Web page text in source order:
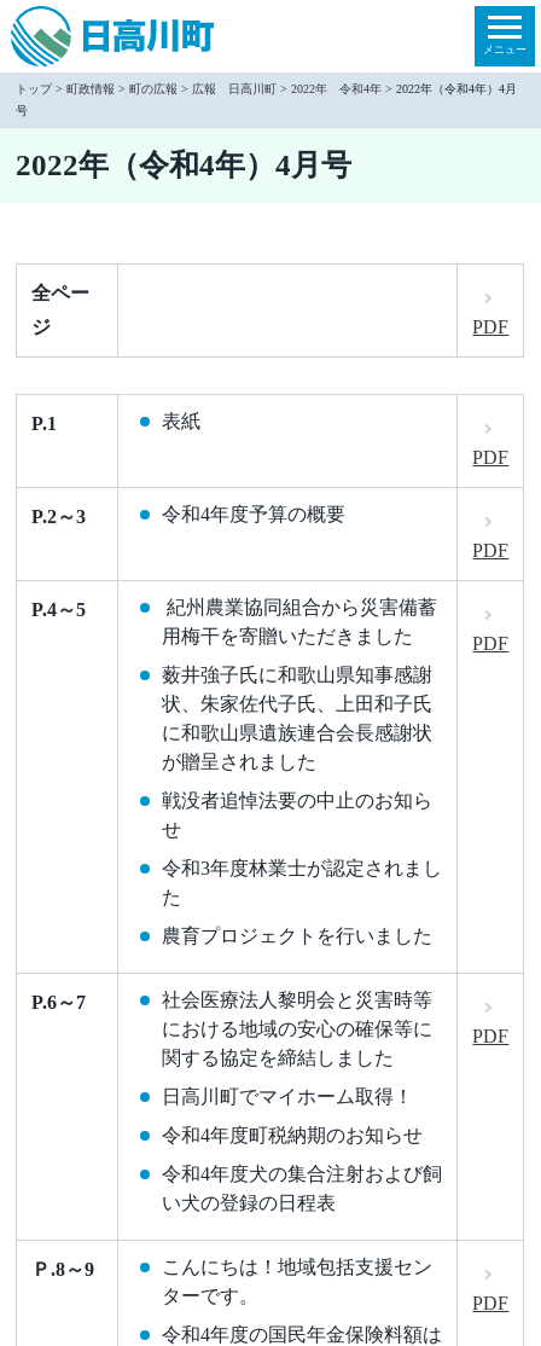
本
文
移
動
メニュー
トップ>町政情報 >町の広報 > 広報 日高川町 >2022年 令和4年 > 2022年（令和4年）4月
号
2022年（令和4年）4月号
全ペー
ジ
PDF
P.1
表紙
PDF
P.2～3
令和4年度予算の概要
PDF
P.4～5
紀州農業協同組合から災害備蓄
用梅干を寄贈いただきました
薮井強子氏に和歌山県知事感謝
状、朱家佐代子氏、上田和子氏
に和歌山県遺族連合会長感謝状
が贈呈されました
戦没者追悼法要の中止のお知ら
せ
令和3年度林業士が認定されまし
た
農育プロジェクトを行いました
PDF
P.6～7
社会医療法人黎明会と災害時等
における地域の安心の確保等に
関する協定を締結しました
日高川町でマイホーム取得！
令和4年度町税納期のお知らせ
令和4年度犬の集合注射および飼
い犬の登録の日程表
PDF
Ｐ.8～9
こんにちは！地域包括支援セン
ターです。
令和4年度の国民年金保険料額は
PDF